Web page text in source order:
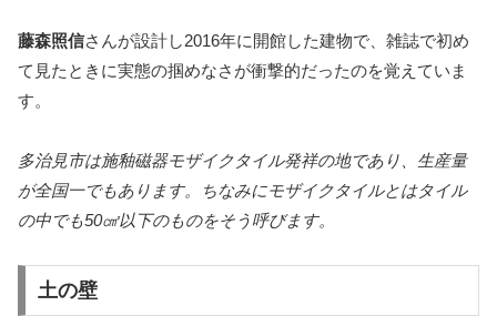
藤森照信さんが設計し2016年に開館した建物で、雑誌で初め
て見たときに実態の掴めなさが衝撃的だったのを覚えていま
す。
多治見市は施釉磁器モザイクタイル発祥の地であり、生産量
が全国一でもあります。ちなみにモザイクタイルとはタイル
の中でも50㎠以下のものをそう呼びます。
土の壁